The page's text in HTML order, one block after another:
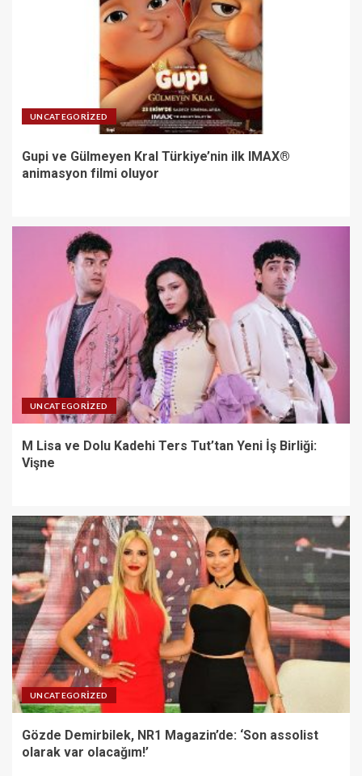
UNCATEGORIZED
Gupi ve Gülmeyen Kral Türkiye’nin ilk IMAX®
animasyon filmi oluyor
UNCATEGORIZED
M Lisa ve Dolu Kadehi Ters Tut’tan Yeni İş Birliği:
Vişne
UNCATEGORIZED
Gözde Demirbilek, NR1 Magazin’de: ‘Son assolist
olarak var olacağım!’